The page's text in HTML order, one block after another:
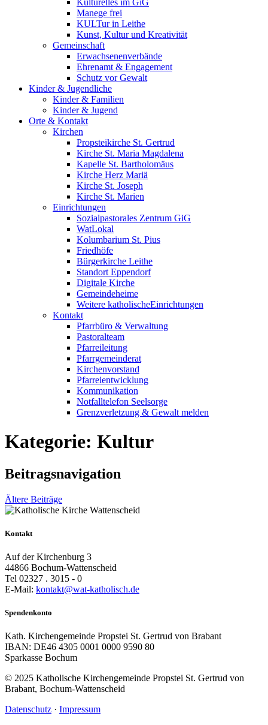
Kulturelles im GiG
Manege frei
KULTur in Leithe
Kunst, Kultur und Kreativität
Gemeinschaft
Erwachsenenverbände
Ehrenamt & Engagement
Schutz vor Gewalt
Kinder & Jugendliche
Kinder & Familien
Kinder & Jugend
Orte & Kontakt
Kirchen
Propsteikirche St. Gertrud
Kirche St. Maria Magdalena
Kapelle St. Bartholomäus
Kirche Herz Mariä
Kirche St. Joseph
Kirche St. Marien
Einrichtungen
Sozialpastorales Zentrum GiG
WatLokal
Kolumbarium St. Pius
Friedhöfe
Bürgerkirche Leithe
Standort Eppendorf
Digitale Kirche
Gemeindeheime
Weitere katholische­­Einrichtungen
Kontakt
Pfarrbüro & Verwaltung
Pastoralteam
Pfarreileitung
Pfarrgemeinderat
Kirchenvorstand
Pfarreientwicklung
Kommunikation
Notfalltelefon Seelsorge
Grenzverletzung & Gewalt melden
Kategorie: Kultur
Beitragsnavigation
Ältere Beiträge
Kontakt
Auf der Kirchenburg 3
44866 Bochum-Wattenscheid
Tel 02327 . 3015 - 0
E-Mail: kontakt@wat-katholisch.de
Spendenkonto
Kath. Kirchengemeinde Propstei St. Gertrud von Brabant
IBAN: DE46 4305 0001 0000 9590 80
Sparkasse Bochum
© 2025 Katholische Kirchengemeinde Propstei St. Gertrud von
Brabant, Bochum-Wattenscheid
Datenschutz · Impressum